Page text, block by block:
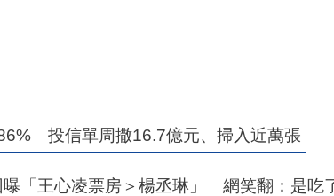
投信單周撒16.7億元、掃入近萬張
「王心凌票房＞楊丞琳」 網笑翻：是吃